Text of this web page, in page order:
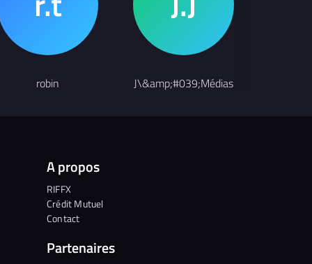
robin J\&amp;#039;Médias
A propos
RIFFX
Crédit Mutuel
Contact
Partenaires